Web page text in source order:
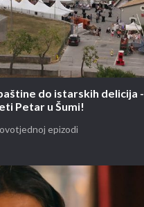
do istarskih delicija -
Petar u Šumi!
epizodi